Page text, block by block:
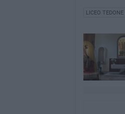
LICEO TEDONE